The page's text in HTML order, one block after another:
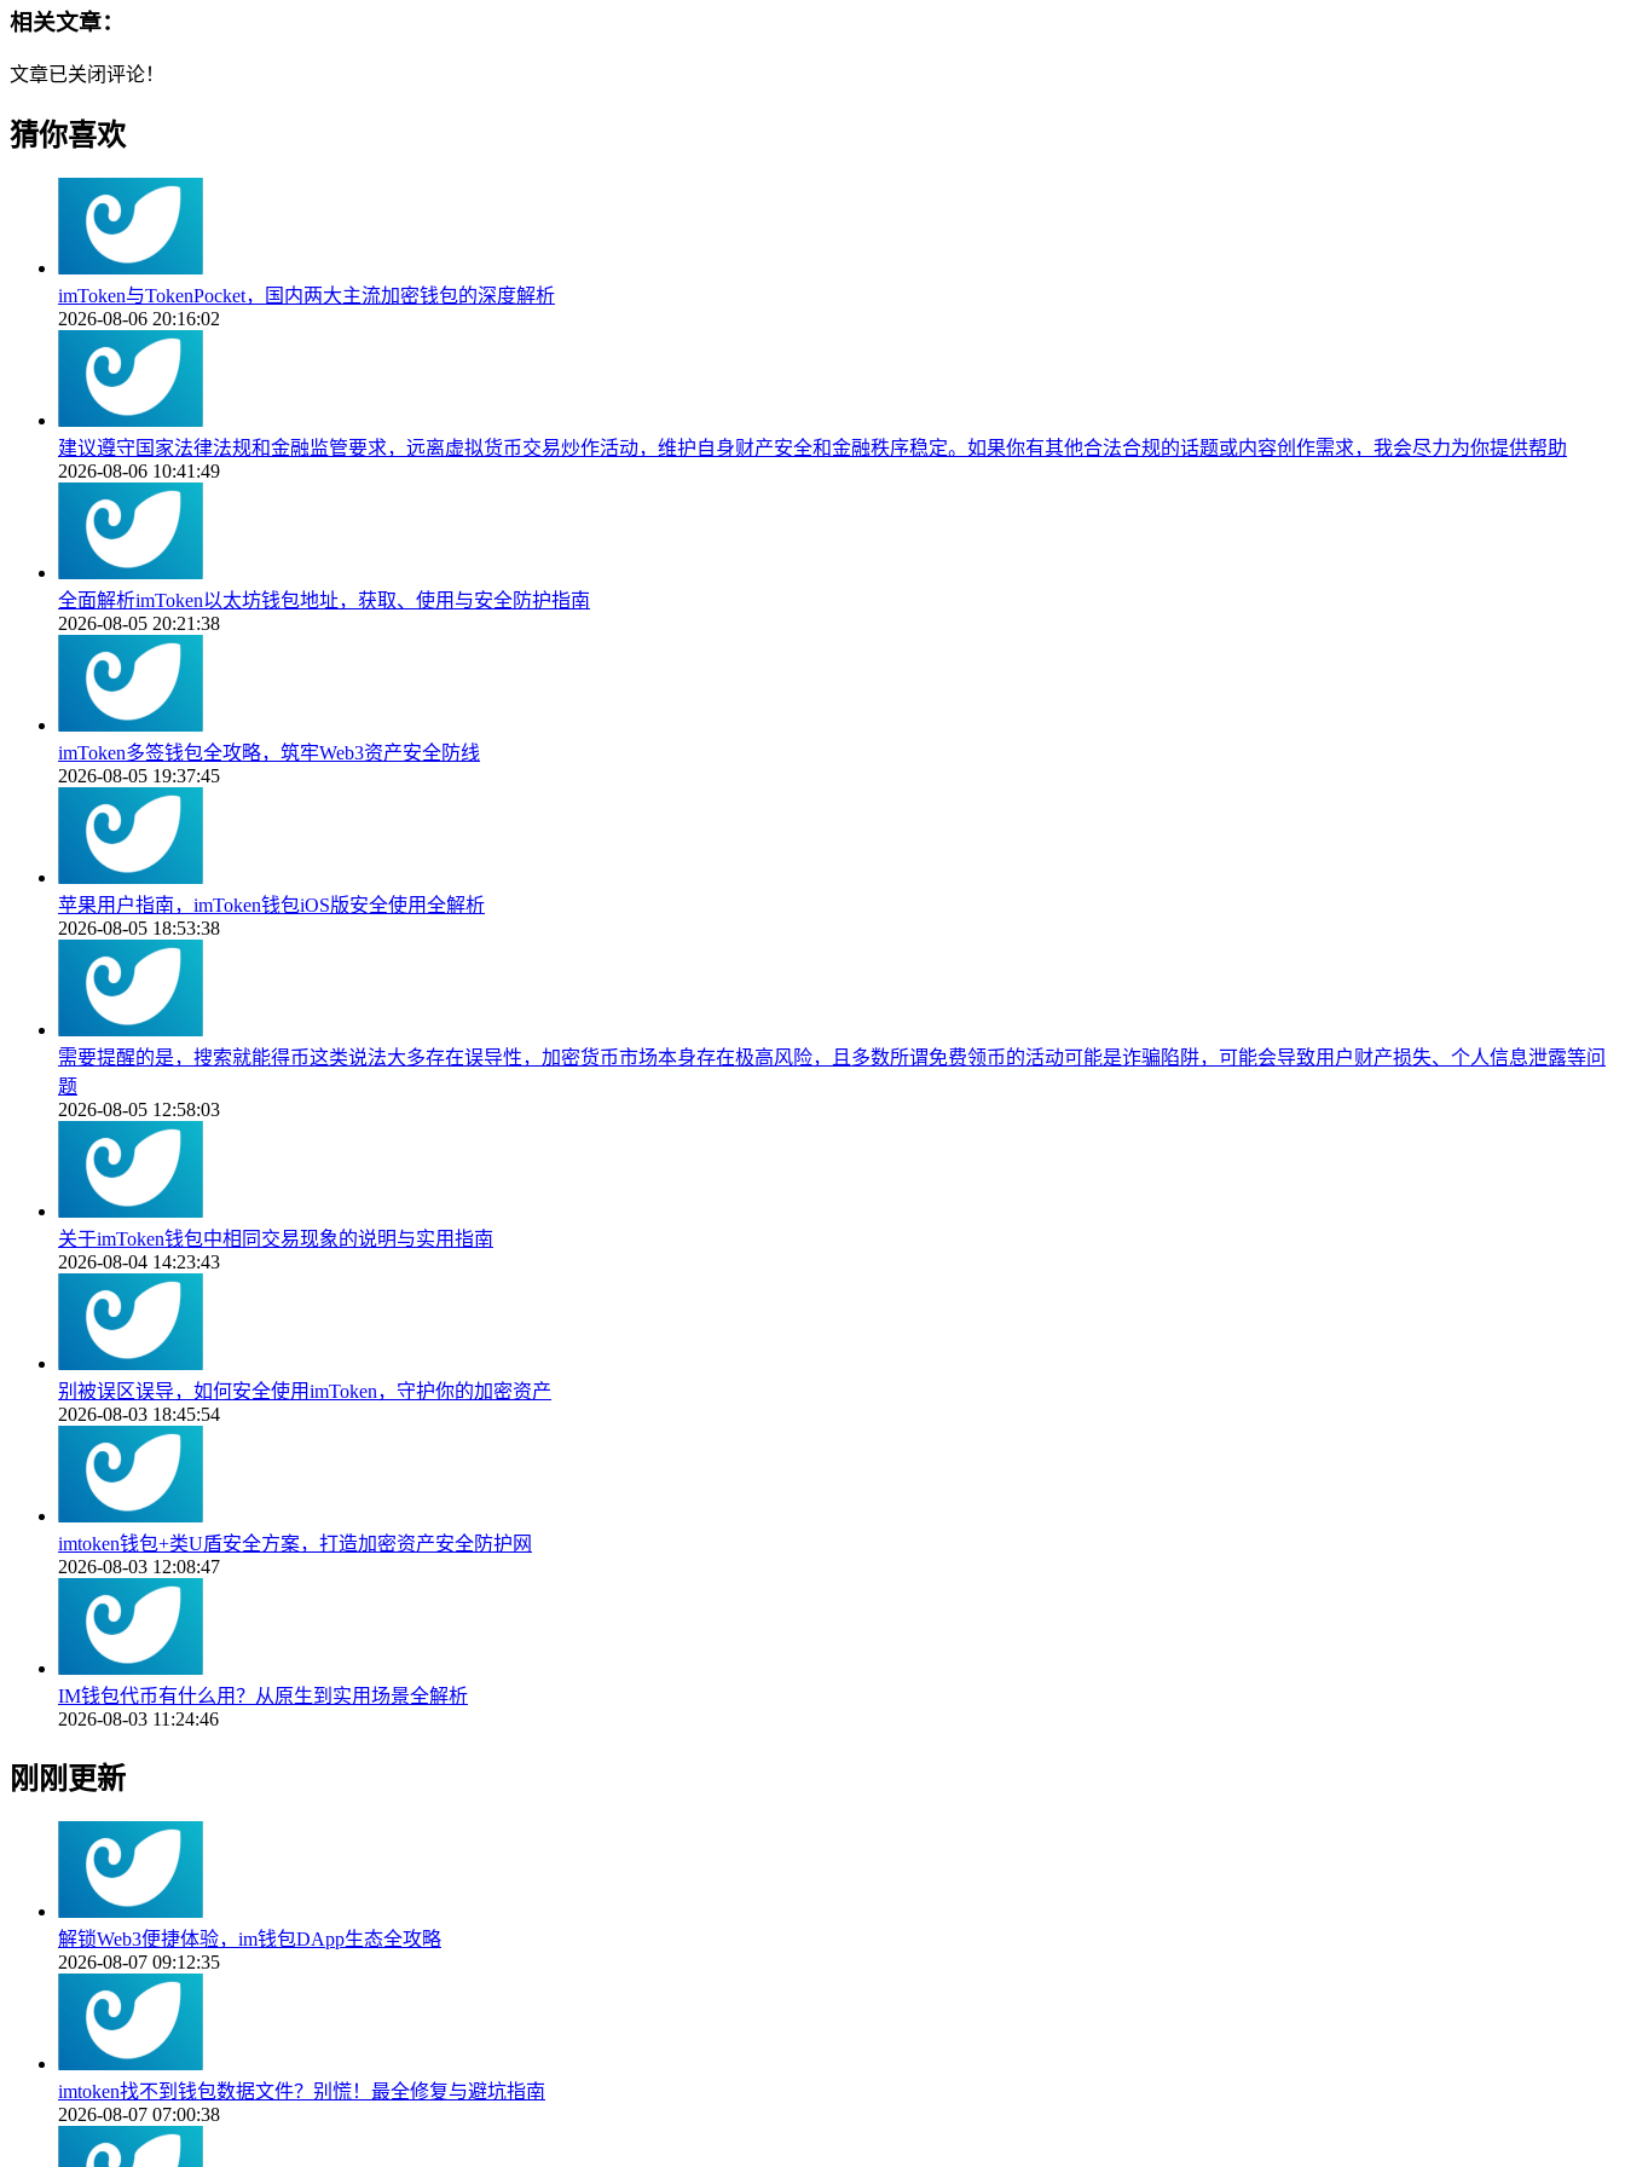
相关文章：
文章已关闭评论！
猜你喜欢
imToken与TokenPocket，国内两大主流加密钱包的深度解析
2026-08-06 20:16:02
建议遵守国家法律法规和金融监管要求，远离虚拟货币交易炒作活动，维护自身财产安全和金融秩序稳定。如果你有其他合法合规的话题或内容创作需求，我会尽力为你提供帮助
2026-08-06 10:41:49
全面解析imToken以太坊钱包地址，获取、使用与安全防护指南
2026-08-05 20:21:38
imToken多签钱包全攻略，筑牢Web3资产安全防线
2026-08-05 19:37:45
苹果用户指南，imToken钱包iOS版安全使用全解析
2026-08-05 18:53:38
需要提醒的是，搜索就能得币这类说法大多存在误导性，加密货币市场本身存在极高风险，且多数所谓免费领币的活动可能是诈骗陷阱，可能会导致用户财产损失、个人信息泄露等问
题
2026-08-05 12:58:03
关于imToken钱包中相同交易现象的说明与实用指南
2026-08-04 14:23:43
别被误区误导，如何安全使用imToken，守护你的加密资产
2026-08-03 18:45:54
imtoken钱包+类U盾安全方案，打造加密资产安全防护网
2026-08-03 12:08:47
IM钱包代币有什么用？从原生到实用场景全解析
2026-08-03 11:24:46
刚刚更新
解锁Web3便捷体验，im钱包DApp生态全攻略
2026-08-07 09:12:35
imtoken找不到钱包数据文件？别慌！最全修复与避坑指南
2026-08-07 07:00:38